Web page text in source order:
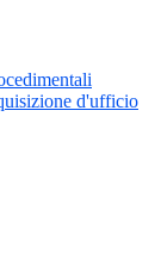
d'ufficio